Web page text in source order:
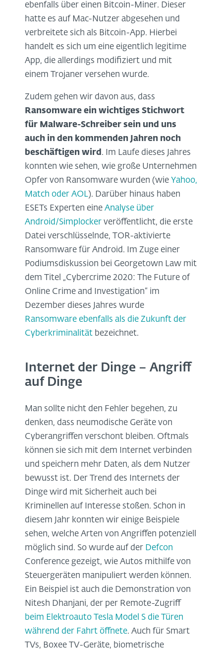
ebenfalls über einen Bitcoin-Miner. Dieser
hatte es auf Mac-Nutzer abgesehen und
verbreitete sich als Bitcoin-App. Hierbei
handelt es sich um eine eigentlich legitime
App, die allerdings modifiziert und mit
einem Trojaner versehen wurde.
Zudem gehen wir davon aus, dass
Ransomware ein wichtiges Stichwort
für Malware-Schreiber sein und uns
auch in den kommenden Jahren noch
beschäftigen wird . Im Laufe dieses Jahres
konnten wie sehen, wie große Unternehmen
Opfer von Ransomware wurden (wie Yahoo,
Match oder AOL). Darüber hinaus haben
ESETs Experten eine Analyse über
Android/Simplocker veröffentlicht, die erste
Datei verschlüsselnde, TOR-aktivierte
Ransomware für Android. Im Zuge einer
Podiumsdiskussion bei Georgetown Law mit
dem Titel „Cybercrime 2020: The Future of
Online Crime and Investigation“ im
Dezember dieses Jahres wurde
Ransomware ebenfalls als die Zukunft der
Cyberkriminalität bezeichnet.
Internet der Dinge – Angriff
auf Dinge
Man sollte nicht den Fehler begehen, zu
denken, dass neumodische Geräte von
Cyberangriffen verschont bleiben. Oftmals
können sie sich mit dem Internet verbinden
und speichern mehr Daten, als dem Nutzer
bewusst ist. Der Trend des Internets der
Dinge wird mit Sicherheit auch bei
Kriminellen auf Interesse stoßen. Schon in
diesem Jahr konnten wir einige Beispiele
sehen, welche Arten von Angriffen potenziell
möglich sind. So wurde auf der Defcon
Conference gezeigt, wie Autos mithilfe von
Steuergeräten manipuliert werden können.
Ein Beispiel ist auch die Demonstration von
Nitesh Dhanjani, der per Remote-Zugriff
beim Elektroauto Tesla Model S die Türen
während der Fahrt öffnete. Auch für Smart
TVs, Boxee TV-Geräte, biometrische